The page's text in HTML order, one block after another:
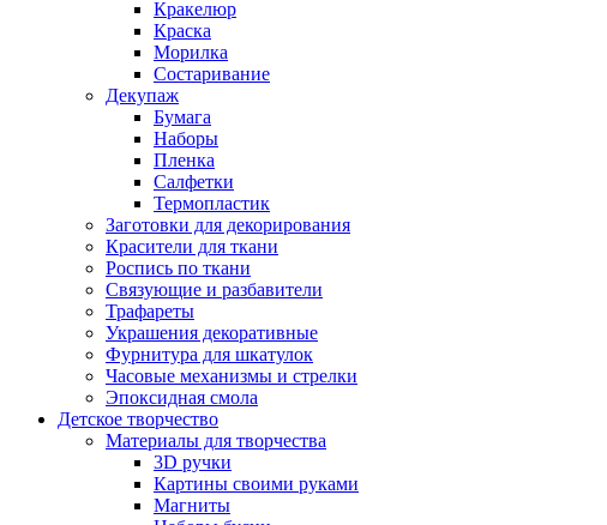
Кракелюр
Краска
Морилка
Состаривание
Декупаж
Бумага
Наборы
Пленка
Салфетки
Термопластик
Заготовки для декорирования
Красители для ткани
Роспись по ткани
Связующие и разбавители
Трафареты
Украшения декоративные
Фурнитура для шкатулок
Часовые механизмы и стрелки
Эпоксидная смола
Детское творчество
Материалы для творчества
3D ручки
Картины своими руками
Магниты